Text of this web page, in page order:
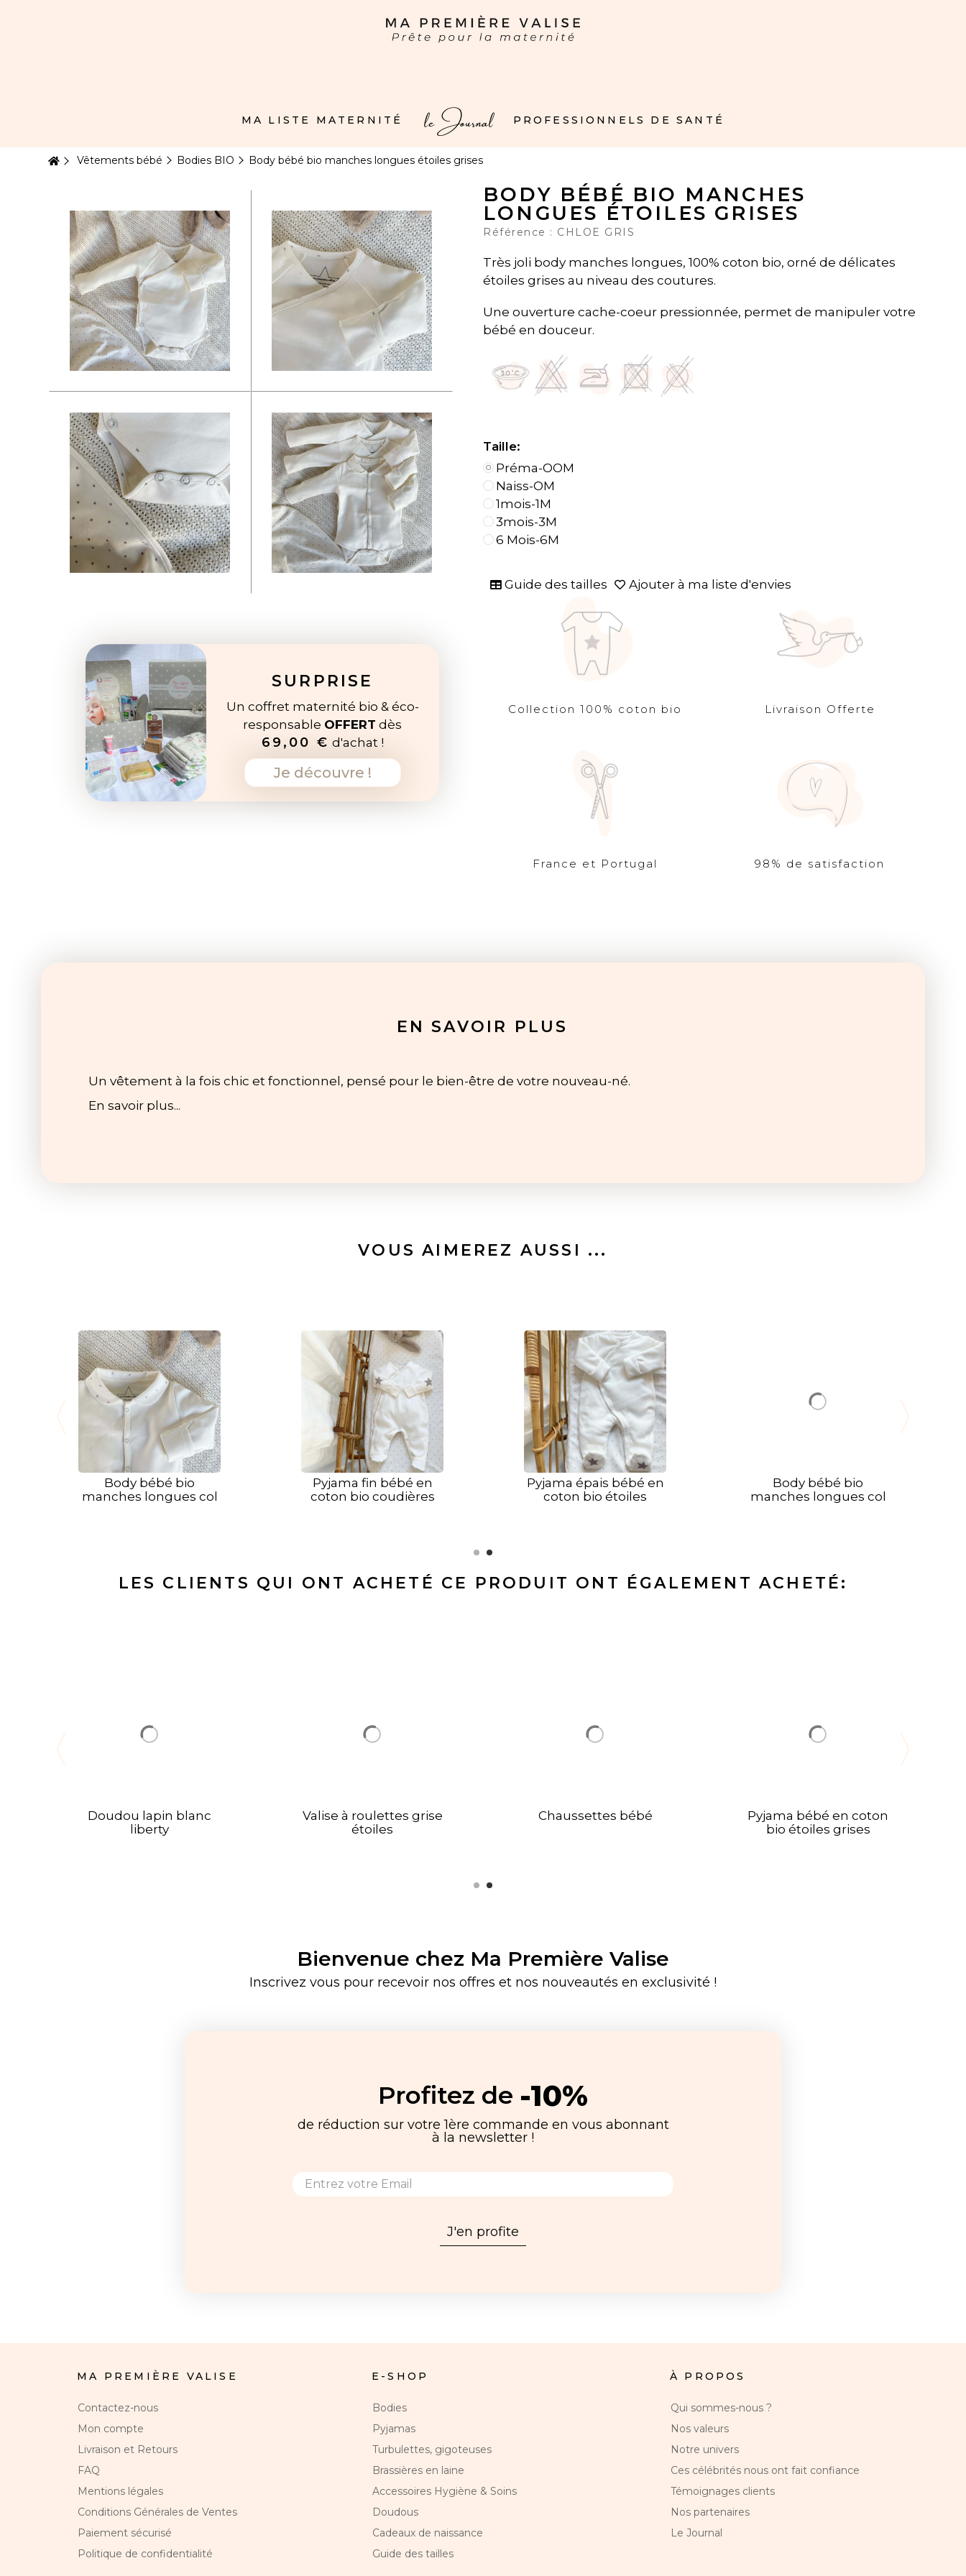
MA LISTE MATERNITÉ le Journal PROFESSIONNELS DE SANTÉ
Vêtements bébé Bodies BIO Body bébé bio manches longues étoiles grises
SURPRISE
Un coffret maternité bio & éco-
responsable OFFERT dès
69,00 € d'achat !
Je découvre !
BODY BÉBÉ BIO MANCHES
LONGUES ÉTOILES GRISES
Référence : CHLOE GRIS
Très joli body manches longues, 100% coton bio, orné de délicates
étoiles grises au niveau des coutures.
Une ouverture cache-coeur pressionnée, permet de manipuler votre
bébé en douceur.
Taille:
Préma-OOM
Naiss-OM
1mois-1M
3mois-3M
6 Mois-6M
Guide des tailles Ajouter à ma liste d'envies
Collection 100% coton bio Livraison Offerte
France et Portugal 98% de satisfaction
EN SAVOIR PLUS
Un vêtement à la fois chic et fonctionnel, pensé pour le bien-être de votre nouveau-né.
En savoir plus...
VOUS AIMEREZ AUSSI ...
Body bébé bio
manches longues col
Pyjama fin bébé en
coton bio coudières
Pyjama épais bébé en
coton bio étoiles
Body bébé bio
manches longues col
LES CLIENTS QUI ONT ACHETÉ CE PRODUIT ONT ÉGALEMENT ACHETÉ:
Doudou lapin blanc
liberty
Valise à roulettes grise
étoiles
Chaussettes bébé
Pyjama bébé en coton
bio étoiles grises
Bienvenue chez Ma Première Valise
Inscrivez vous pour recevoir nos offres et nos nouveautés en exclusivité !
Profitez de -10%
de réduction sur votre 1ère commande en vous abonnant
à la newsletter !
J'en profite
MA PREMIÈRE VALISE
Contactez-nous
Mon compte
Livraison et Retours
FAQ
Mentions légales
Conditions Générales de Ventes
Paiement sécurisé
Politique de confidentialité
E-SHOP
Bodies
Pyjamas
Turbulettes, gigoteuses
Brassières en laine
Accessoires Hygiène & Soins
Doudous
Cadeaux de naissance
Guide des tailles
À PROPOS
Qui sommes-nous ?
Nos valeurs
Notre univers
Ces célébrités nous ont fait confiance
Témoignages clients
Nos partenaires
Le Journal